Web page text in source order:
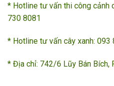
* Hotline tư vấn thi công cảnh
730 8081
* Hotline tư vấn cây xanh: 093
* Địa chỉ: 742/6 Lũy Bán Bích,